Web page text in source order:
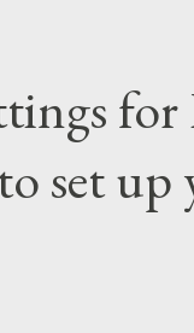
set